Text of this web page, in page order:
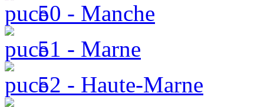
50 - Manche
51 - Marne
52 - Haute-Marne